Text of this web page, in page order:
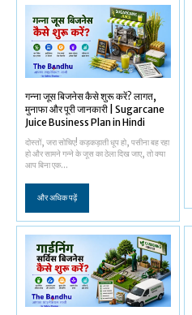
गन्ना जूस बिजनेस कैसे शुरू करें? लागत,
मुनाफा और पूरी जानकारी | Sugarcane
Juice Business Plan in Hindi
दोस्तों, जरा सोचिए! कड़कड़ाती धूप हो, पसीना बह रहा
हो और सामने गन्ने के जूस का ठेला दिख जाए, तो क्या
आप बिना एक...
और अधिक पढ़ें